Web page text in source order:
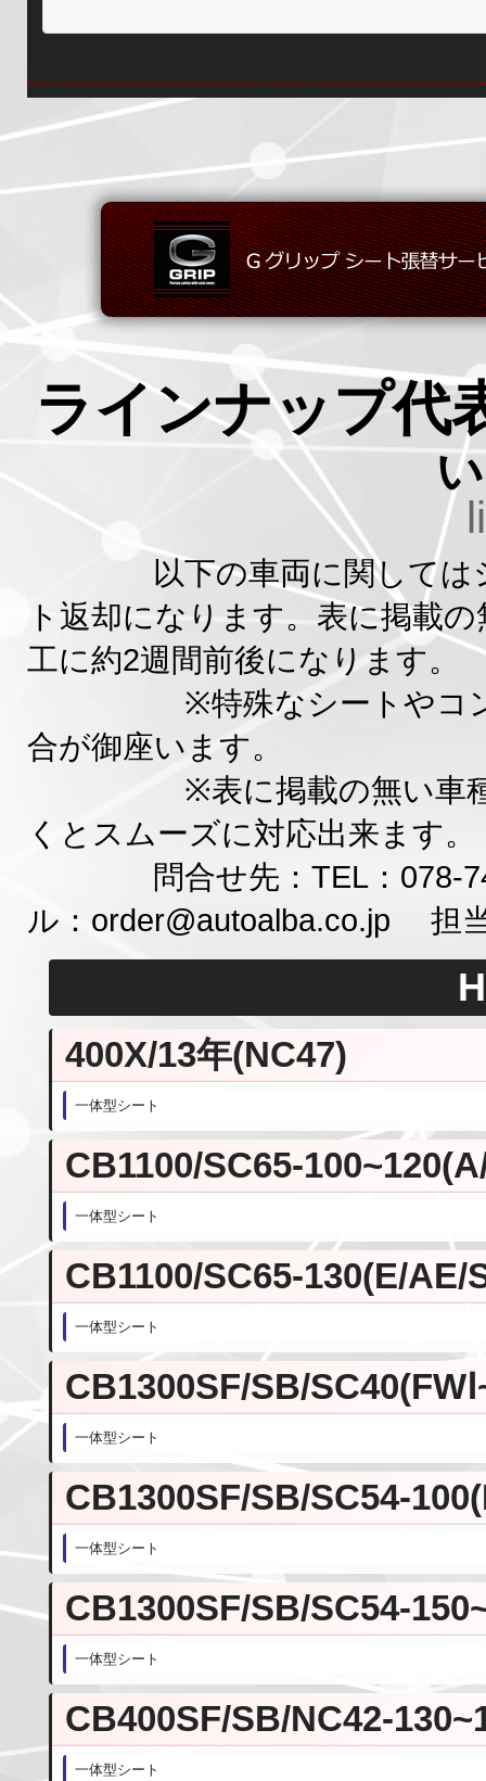
ラインナップ代
以下の車両に関してはシ
ト返却になります。表に掲載
工に約2週間前後になります。
※特殊なシートやコンデ
合が御座います。
※表に掲載の無い車種に
くとスムーズに対応出来ます。
問合せ先：TEL：078-742-
ル：order@autoalba.co.jp 担
400X/13年(NC47)
一体型シート
CB1100/SC65-
一体型シート
CB1100/SC65-130(E/AE/
一体型シート
CB1300SF/SB/
一体型シート
CB1300SF/SB/SC54-
一体型シート
CB1300SF/SB/SC54-
一体型シート
CB400SF/SB/NC42-
一体型シート